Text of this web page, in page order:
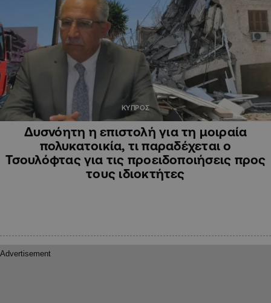
ΚΥΠΡΟΣ
Δυσνόητη η επιστολή για τη μοιραία
πολυκατοικία, τι παραδέχεται ο
Τσουλόφτας για τις προειδοποιήσεις προς
τους ιδιοκτήτες